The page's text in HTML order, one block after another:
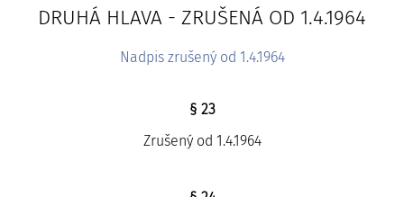
DRUHÁ HLAVA - ZRUŠENÁ OD 1.4.1964
Nadpis zrušený od 1.4.1964
§ 23
Zrušený od 1.4.1964